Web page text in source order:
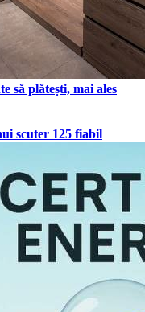
să plătești, mai ales
scuter 125 fiabil